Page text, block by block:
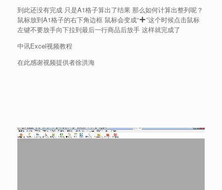
到此还没有完成 只是A1格子算出了结果 那么如何计算出整列呢？
鼠标放到A1格子的右下角边框 鼠标会变成“
”这个时候点击鼠标
左键不要放手向下拉到最后一行商品后放手 这样就完成了
中讯Excel视频教程
在此感谢视频提供者徐洪海